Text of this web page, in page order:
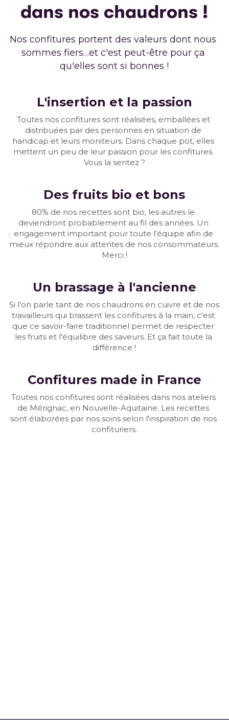
dans nos chaudrons !
Nos confitures portent des valeurs dont nous
sommes fiers…et c'est peut-être pour ça
qu'elles sont si bonnes !
L'insertion et la passion
Toutes nos confitures sont réalisées, emballées et
distribuées par des personnes en situation de
handicap et leurs moniteurs. Dans chaque pot, elles
mettent un peu de leur passion pour les confitures.
Vous la sentez ?
Des fruits bio et bons
80% de nos recettes sont bio, les autres le
deviendront probablement au fil des années. Un
engagement important pour toute l'équipe afin de
mieux répondre aux attentes de nos consommateurs.
Merci !
Un brassage à l'ancienne
Si l'on parle tant de nos chaudrons en cuivre et de nos
travailleurs qui brassent les confitures à la main, c'est
que ce savoir-faire traditionnel permet de respecter
les fruits et l'équilibre des saveurs. Et ça fait toute la
différence !
Confitures made in France
Toutes nos confitures sont réalisées dans nos ateliers
de Mérignac, en Nouvelle-Aquitaine. Les recettes
sont élaborées par nos soins selon l'inspiration de nos
confituriers.